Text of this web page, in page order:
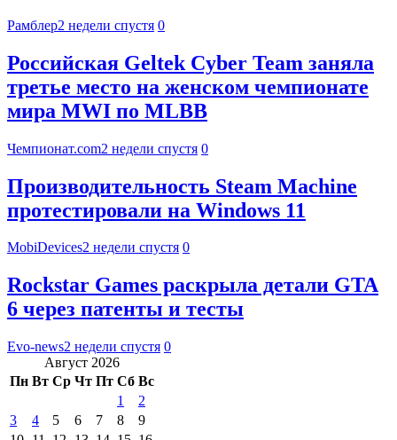
Рамблер2 недели спустя 0
Российская Geltek Cyber Team заняла
третье место на женском чемпионате
мира MWI по MLBB
Чемпионат.com2 недели спустя 0
Производительность Steam Machine
протестировали на Windows 11
MobiDevices2 недели спустя 0
Rockstar Games раскрыла детали GTA
6 через патенты и тесты
Evo-news2 недели спустя 0
Август 2026
Пн Вт Ср Чт Пт Сб Вс
1
2
3
4 5 6 7 8
9